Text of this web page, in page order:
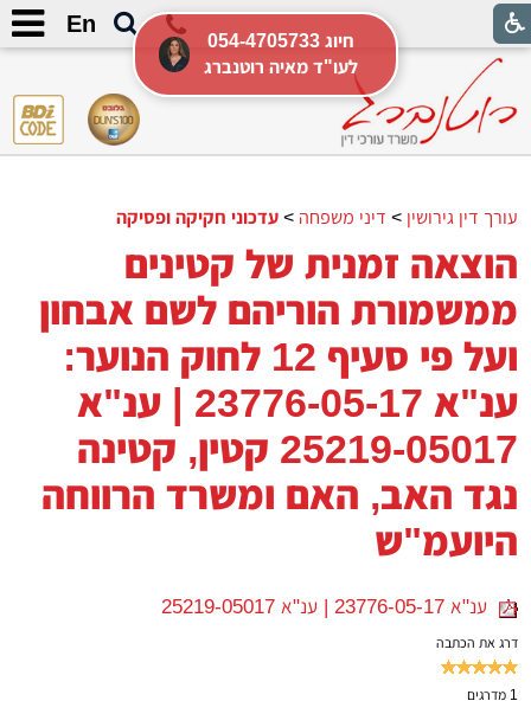
En
עורך דין גירושין > דיני משפחה >עדכוני חקיקה ופסיקה
הוצאה זמנית של קטינים
ממשמורת הוריהם לשם אבחון
ועל פי סעיף 12 לחוק הנוער:
ענ"א 23776-05-17 | ענ"א
25219-05017 קטין, קטינה
נגד האב, האם ומשרד הרווחה
היועמ"ש
ענ"א 23776-05-17 | ענ"א 25219-05017
דרג את הכתבה
1 מדרגים
054-4705733 חיוג
לעו"ד מאיה רוטנברג